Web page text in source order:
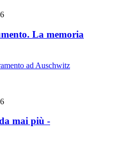
La memoria
mai più -